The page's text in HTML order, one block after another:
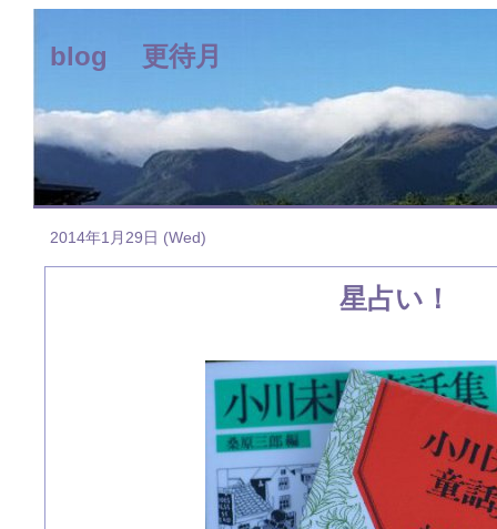
blog 更待月
2014年1月29日 (Wed)
星占い！